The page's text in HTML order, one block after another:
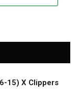
15) X Clippers